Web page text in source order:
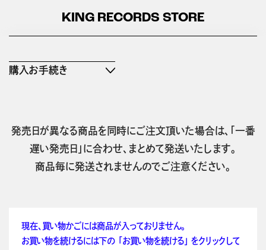
KING RECORDS STORE
購入お手続き
発売日が異なる商品を同時にご注文頂いた場合は、「一番
遅い発売日」に合わせ、まとめて発送いたします。
商品毎に発送されませんのでご注意ください。
現在、買い物かごには商品が入っておりません。
お買い物を続けるには下の 「お買い物を続ける」 をクリックして